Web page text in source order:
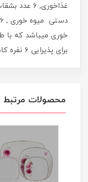
خوری میباشد که با
برای پذیرایی 6 نفره کاملا مناسب میباشد.
محصولات مرتبط